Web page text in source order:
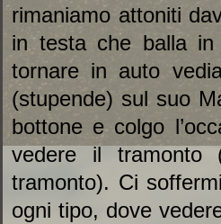
rimaniamo attoniti
in testa che balla
tornare in auto
(stupende) sul suo
bottone e colgo
vedere il tramonto
tramonto). Ci
ogni tipo, dove